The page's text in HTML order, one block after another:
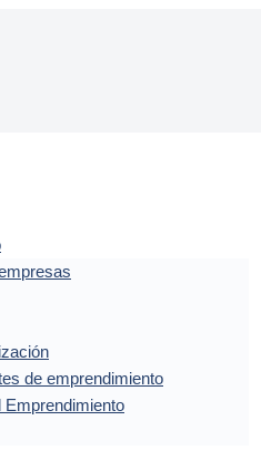
de emprendimiento
Emprendimiento